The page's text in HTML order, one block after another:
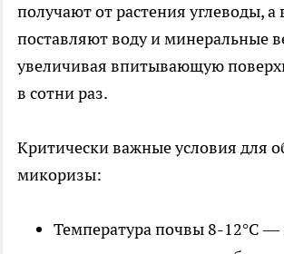
получают от растения углеводы, а
поставляют воду и минеральные
увеличивая впитывающую
в сотни раз.
Критически важные условия для
микоризы:
Температура почвы 8-12°C —